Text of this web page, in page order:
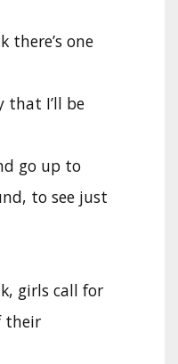
there’s one
that I’ll be
go up to
to see just
girls call for
their